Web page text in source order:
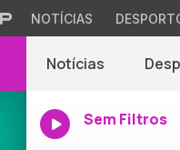
NOTÍCIAS
Notícias
Sem Filtros